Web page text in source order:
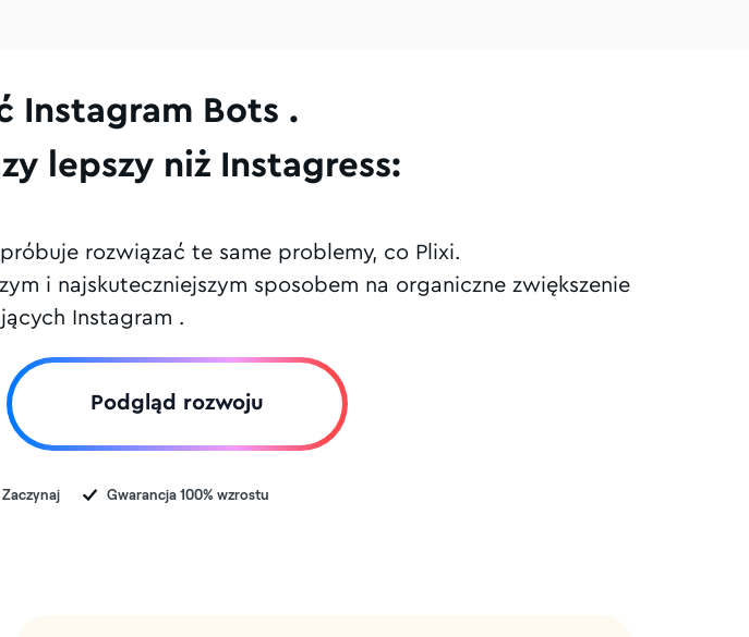
Instagram Bots .
lepszy niż Instagress:
rozwiązać te same problemy, co Plixi.
i najskuteczniejszym sposobem na organiczne zwiększenie
Instagram .
Podgląd rozwoju
Zaczynaj Gwarancja 100% wzrostu